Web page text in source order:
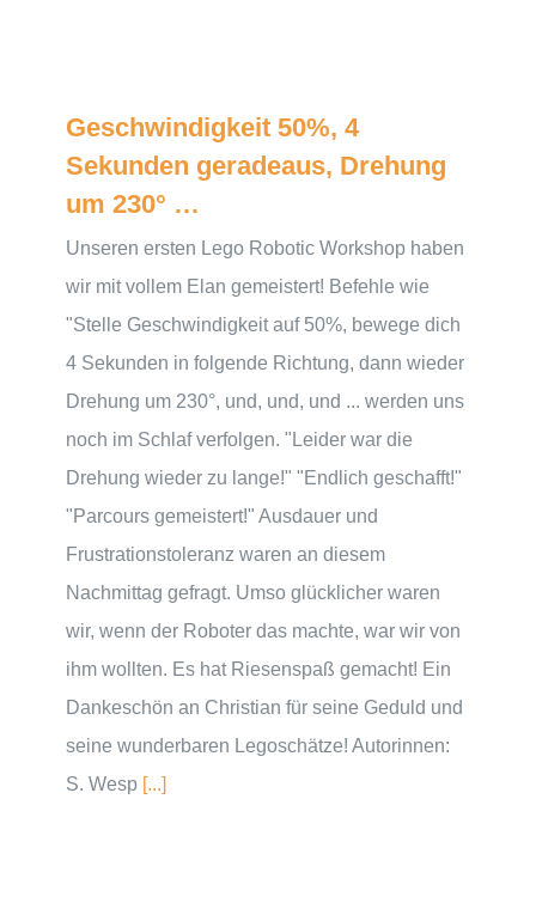
Geschwindigkeit 50%, 4
Sekunden geradeaus, Drehung
um 230° …
Unseren ersten Lego Robotic Workshop haben
wir mit vollem Elan gemeistert! Befehle wie
"Stelle Geschwindigkeit auf 50%, bewege dich
4 Sekunden in folgende Richtung, dann wieder
Drehung um 230°, und, und, und ... werden uns
noch im Schlaf verfolgen. "Leider war die
Drehung wieder zu lange!" "Endlich geschafft!"
"Parcours gemeistert!" Ausdauer und
Frustrationstoleranz waren an diesem
Nachmittag gefragt. Umso glücklicher waren
wir, wenn der Roboter das machte, war wir von
ihm wollten. Es hat Riesenspaß gemacht! Ein
Dankeschön an Christian für seine Geduld und
seine wunderbaren Legoschätze! Autorinnen:
S. Wesp [...]